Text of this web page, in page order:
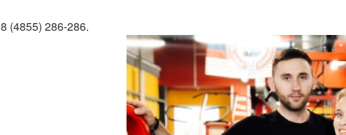
8 (4855) 286-286.